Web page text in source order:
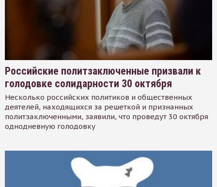
Российские политзаключенные призвали к
голодовке солидарности 30 октября
Несколько российских политиков и общественных
деятелей, находящихся за решеткой и признанных
политзаключенными, заявили, что проведут 30 октября
однодневную голодовку